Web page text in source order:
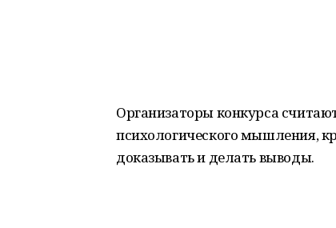
Организаторы конкурса
психологического мышления,
доказывать и делать выводы.